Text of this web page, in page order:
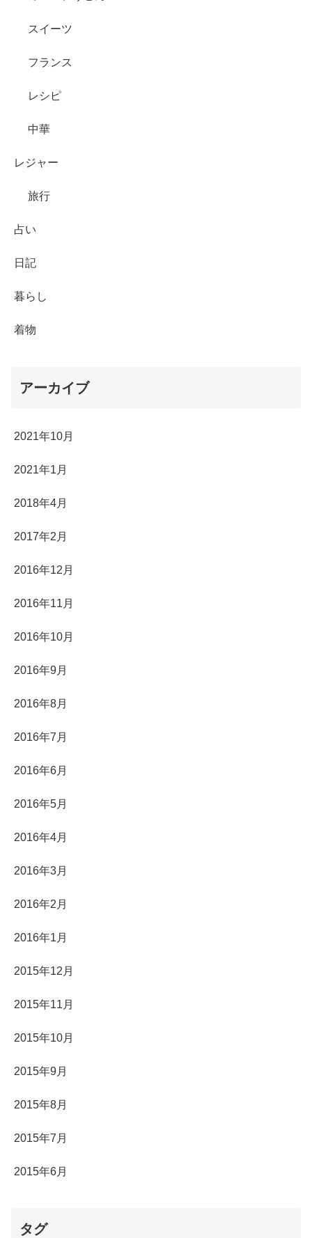
スイーツ
フランス
レシピ
中華
レジャー
旅行
占い
日記
暮らし
着物
アーカイブ
2021年10月
2021年1月
2018年4月
2017年2月
2016年12月
2016年11月
2016年10月
2016年9月
2016年8月
2016年7月
2016年6月
2016年5月
2016年4月
2016年3月
2016年2月
2016年1月
2015年12月
2015年11月
2015年10月
2015年9月
2015年8月
2015年7月
2015年6月
タグ